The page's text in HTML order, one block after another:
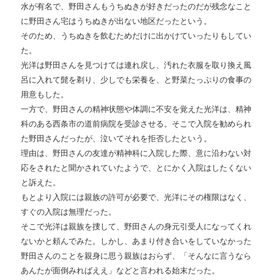
水が有名で、野田さんもうちぬきが好きだったのだが残念なこと
に野田さん宅はうちぬきが出ない地区だったという。
そのため、うちぬきを飲むためだけに出かけていったりもしてい
た。
光洋は野田さんを見つけては連れ戻し、汚れた衣服を取り換え風
呂に入れて髭を剃り、少しでも栄養を、と野菜たっぷりの食事の
用意もした。
一方で、野田さんの精神状態や体調に不安を覚えた光洋は、精神
科のある西条市の道前病院を受診させる。そこで入院を勧められ
た野田さんだったが、泣いてそれを拒否したという。
理由は、野田さんの友達が精神科に入院した際、意に沿わない対
応をされたと聞かされていたようで、とにかく入院はしたくない
と訴えた。
もとより入院には親族の許可が必要で、光洋にその権限はなく、
すぐの入院は無理だった。
そこで光洋は親族を捜して、野田さんの身元引受人になってくれ
ないかと頼んでみた。しかし、あまり付き合いをしていなかった
野田さんのことを親身に思う親族はおらず、「そんなに言うなら
あんたが面倒みればええ」などと言われる始末だった。